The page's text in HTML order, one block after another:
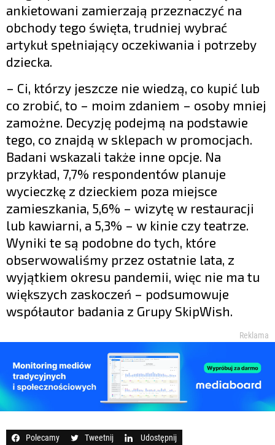
ankietowani zamierzają przeznaczyć na
obchody tego święta, trudniej wybrać
artykuł spełniający oczekiwania i potrzeby
dziecka.
– Ci, którzy jeszcze nie wiedzą, co kupić lub
co zrobić, to – moim zdaniem – osoby mniej
zamożne. Decyzję podejmą na podstawie
tego, co znajdą w sklepach w promocjach.
Badani wskazali także inne opcje. Na
przykład, 7,7% respondentów planuje
wycieczkę z dzieckiem poza miejsce
zamieszkania, 5,6% – wizytę w restauracji
lub kawiarni, a 5,3% – w kinie czy teatrze.
Wyniki te są podobne do tych, które
obserwowaliśmy przez ostatnie lata, z
wyjątkiem okresu pandemii, więc nie ma tu
większych zaskoczeń – podsumowuje
współautor badania z Grupy SkipWish.
Reklama
Polecamy Tweetnij
Udostępnij